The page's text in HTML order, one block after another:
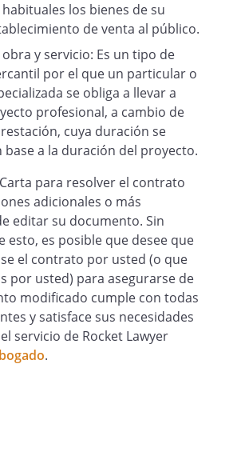
los bienes de su
de venta al público.
y servicio: Es un tipo de
por el que un particular o
se obliga a llevar a
profesional, a cambio de
cuya duración se
base a la duración del proyecto.
para resolver el contrato
adicionales o más
editar su documento. Sin
esto, es posible que desee que
el contrato por usted (o que
por usted) para asegurarse de
modificado cumple con todas
y satisface sus necesidades
servicio de Rocket Lawyer
.